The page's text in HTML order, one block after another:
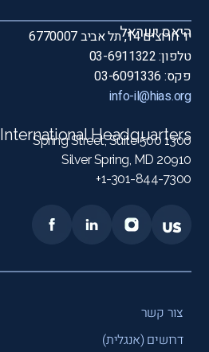
היאס ישראל
יד חרוצים 14, תל אביב 6770007
טלפון: 03-6911322
פקס: 03-6091336
info-il@hias.org
International Headquarters
1300 Spring Street, Suite 500
Silver Spring, MD 20910
1-301-844-7300+
צור קשר
דרושים (אנגלית)